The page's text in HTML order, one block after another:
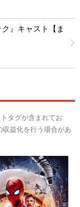
』キャスト【ま
タグが含まれてお
益化を行う場合があ